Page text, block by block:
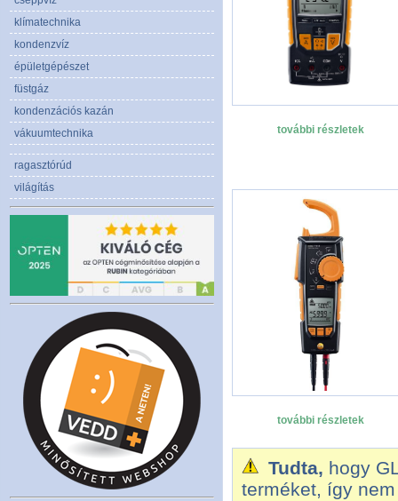
további részletek
további részletek
Tudta, hogy
terméket, így
klímatechnika
kondenzvíz
épületgépészet
füstgáz
kondenzációs kazán
vákuumtechnika
ragasztórúd
világítás